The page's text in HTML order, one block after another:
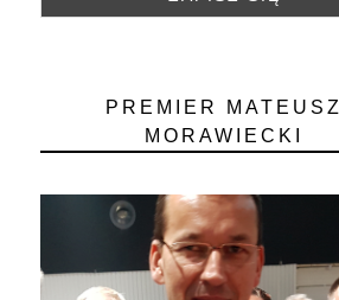
PREMIER MATEUSZ
MORAWIECKI